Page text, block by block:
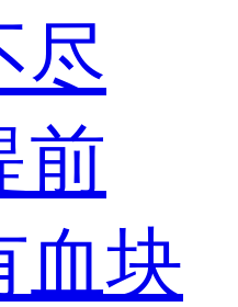
尽
前
血块